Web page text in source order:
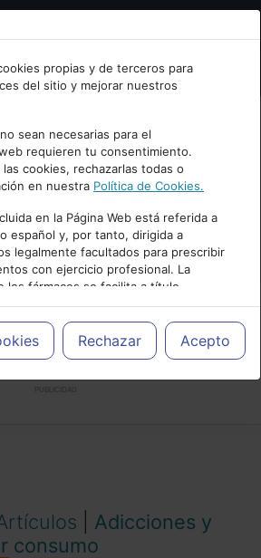
tu email.
Cancelar
propias y de terceros para
del sitio y mejorar nuestros
sean necesarias para el
requieren tu consentimiento.
cookies, rechazarlas todas o
en nuestra Política de Cookies.
en la Página Web está referida a
español y, por tanto, dirigida a
legalmente facultados para prescribir
con ejercicio profesional. La
los fármacos se facilita a título
siendo responsabilidad de los
prescribir medicamentos y decidir, en
tratamiento más adecuado a las
Rechazar Acepto
Adicciones y
consumo